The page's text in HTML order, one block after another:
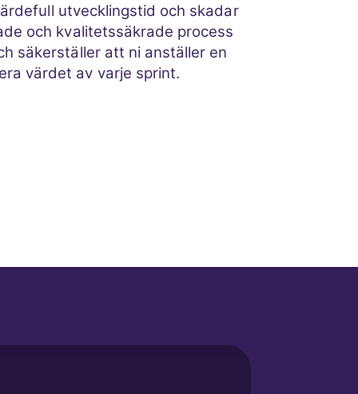
utvecklingstid och skadar
och kvalitetssäkrade process
säkerställer att ni anställer en
värdet av varje sprint.